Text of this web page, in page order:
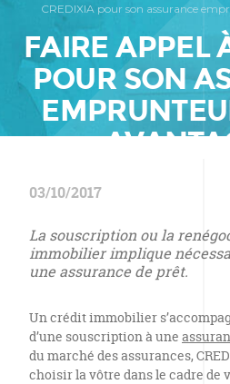
CREDIXIA pour son assurance
FAIRE APPEL
POUR SON
03/10/2017
La souscription ou la
immobilier implique
une assurance de prêt.
Un crédit immobilier
d’une souscription à une
du marché des assurances,
choisir la vôtre dans le cadre de